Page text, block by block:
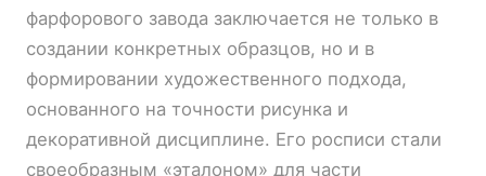
фарфорового завода заключается не только в
создании конкретных образцов, но и в
формировании художественного подхода,
основанного на точности рисунка и
декоративной дисциплине. Его росписи стали
своеобразным «эталоном» для части